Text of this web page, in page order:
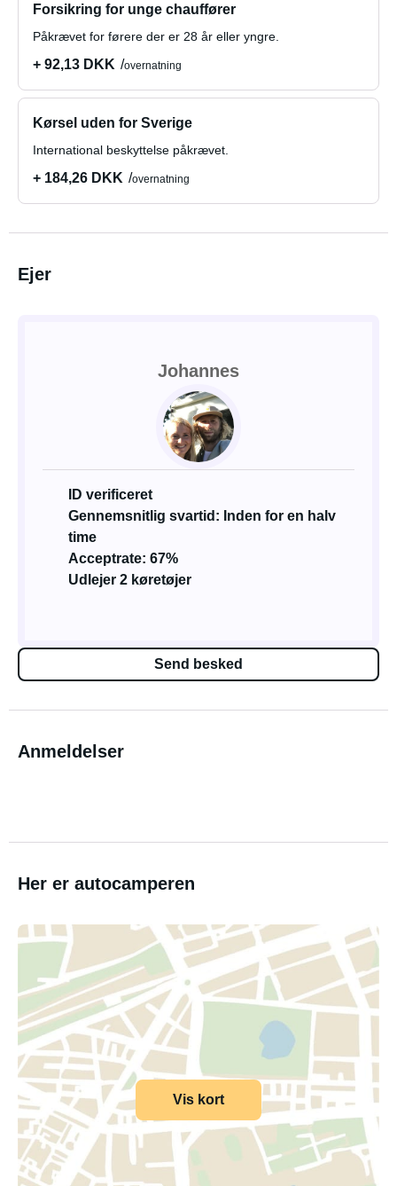
Forsikring for unge chauffører
Påkrævet for førere der er 28 år eller yngre.
+ 92,13 DKK overnatning
Kørsel uden for Sverige
International beskyttelse påkrævet.
+ 184,26 DKK overnatning
Ejer
Johannes
ID verificeret
Gennemsnitlig svartid: Inden for en halv
time
Acceptrate: 67%
Udlejer 2 køretøjer
Send besked
Anmeldelser
Her er autocamperen
Vis kort